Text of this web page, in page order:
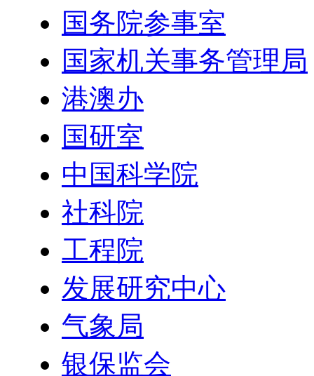
国务院参事室
国家机关事务管理局
港澳办
国研室
中国科学院
社科院
工程院
发展研究中心
气象局
银保监会